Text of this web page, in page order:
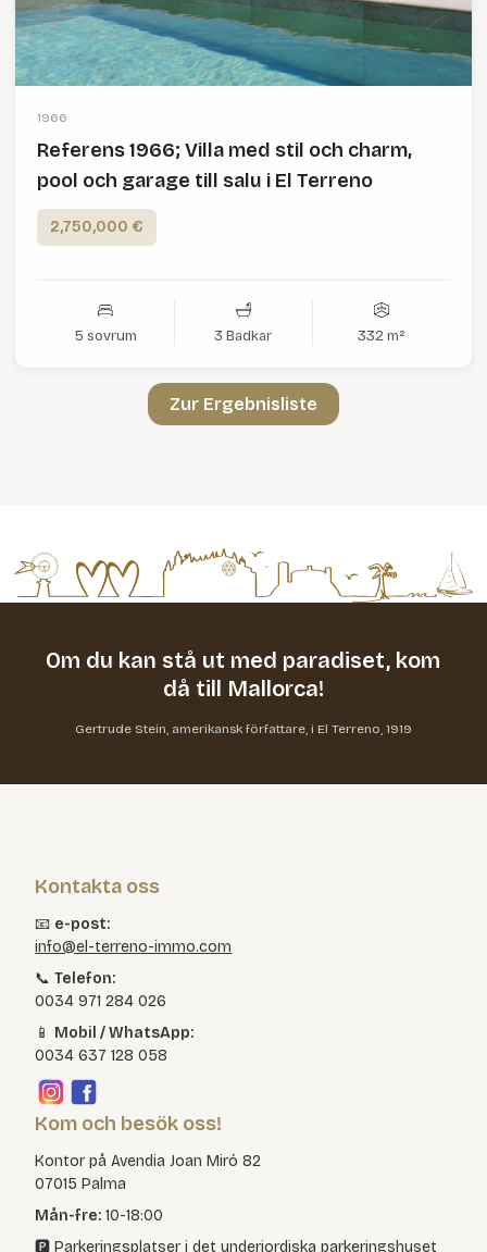
1966
Referens 1966; Villa med stil och charm,
pool och garage till salu i El Terreno
2,750,000 €
5 sovrum 3 Badkar 332 m²
Zur Ergebnisliste
Om du kan stå ut med paradiset, kom
då till Mallorca!
Gertrude Stein, amerikansk författare, i El Terreno, 1919
Kontakta oss
📧 e-post:
info@el-terreno-immo.com
📞Telefon:
0034 971 284 026
📱 Mobil / WhatsApp:
0034 637 128 058
Kom och besök oss!
Kontor på Avendia Joan Miró 82
07015 Palma
Mån-fre: 10-18:00
🅿️ Parkeringsplatser i det underjordiska parkeringshuset